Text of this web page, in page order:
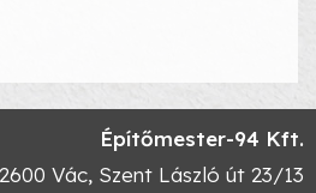
Építőmester-94 Kft.
2600 Vác, Szent László út 23/13